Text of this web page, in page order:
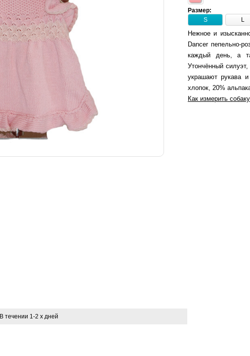
Размер:
S
L
Нежное и
Dancer пепельно-
каждый день, а
Утончённый
украшают рукава
хлопок, 20%
Как измерить собаку
В течении 1-2 х дней